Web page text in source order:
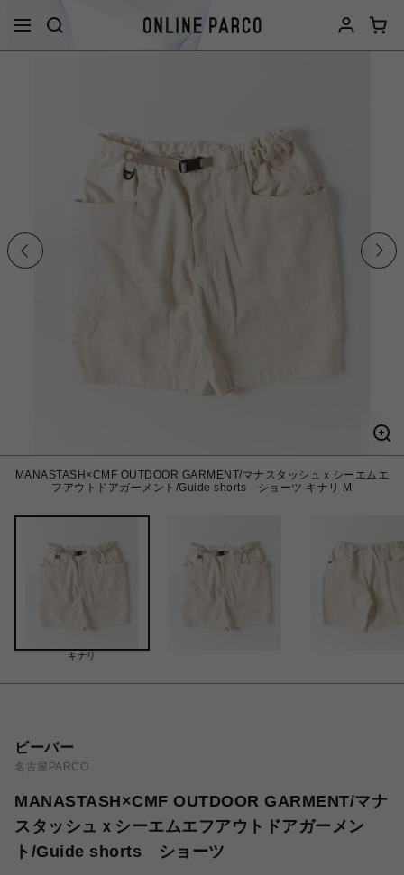
MANASTASH×CMF OUTDOOR GARMENT/マナスタッシュｘシーエムエ
フアウトドアガーメント/Guide shorts ショーツ キナリ M
キナリ
ビーバー
名古屋PARCO
MANASTASH×CMF OUTDOOR GARMENT/マナ
スタッシュｘシーエムエフアウトドアガーメン
ト/Guide shorts ショーツ